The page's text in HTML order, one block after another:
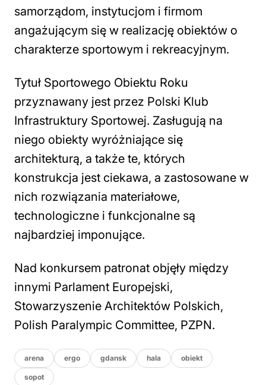
samorządom, instytucjom i firmom
angażującym się w realizację obiektów o
charakterze sportowym i rekreacyjnym.
Tytuł Sportowego Obiektu Roku
przyznawany jest przez Polski Klub
Infrastruktury Sportowej. Zasługują na
niego obiekty wyróżniające się
architekturą, a także te, których
konstrukcja jest ciekawa, a zastosowane w
nich rozwiązania materiałowe,
technologiczne i funkcjonalne są
najbardziej imponujące.
Nad konkursem patronat objęły między
innymi Parlament Europejski,
Stowarzyszenie Architektów Polskich,
Polish Paralympic Committee, PZPN.
arena ergo gdansk hala obiekt
sopot